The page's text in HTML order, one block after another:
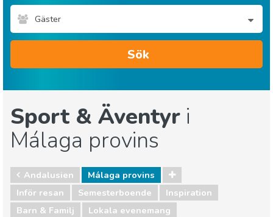
Gäster
Sök
Sport & Äventyr i
Málaga provins
Andalusien
Málaga provins
Inför resan
Semesterboende
Inspiration
Barn & Familj
Lokala evenemang